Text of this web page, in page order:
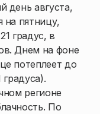
день августа,
на пятницу,
градус, в
Днем на фоне
потеплеет до
регионе
По